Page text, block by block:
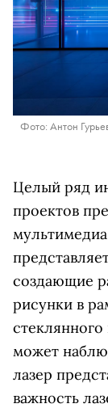
Фото: Антон
Целый ряд
проектов
создающие
рисунки в
стеклянного
может
лазер
важность